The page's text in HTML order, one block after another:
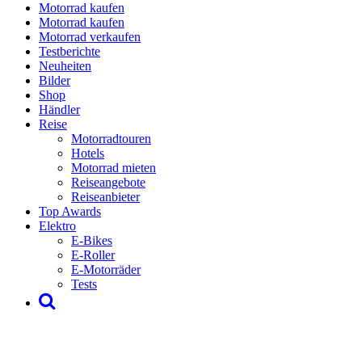
Motorrad kaufen
Motorrad kaufen
Motorrad verkaufen
Testberichte
Neuheiten
Bilder
Shop
Händler
Reise
Motorradtouren
Hotels
Motorrad mieten
Reiseangebote
Reiseanbieter
Top Awards
Elektro
E-Bikes
E-Roller
E-Motorräder
Tests